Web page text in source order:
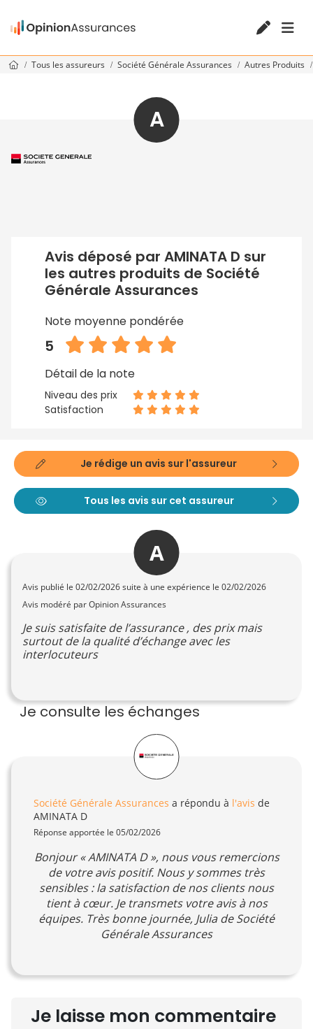
Tous les assureurs Société Générale Assurances Autres Produits
A
Avis déposé par AMINATA D sur
les autres produits de Société
Générale Assurances
Note moyenne pondérée
5
Détail de la note
Niveau des prix
Satisfaction
Je rédige un avis sur l'assureur
Tous les avis sur cet assureur
A
Avis publié le 02/02/2026suite à une expérience le 02/02/2026
Avis modéré par Opinion Assurances
Je suis satisfaite de l’assurance , des prix mais
surtout de la qualité d’échange avec les
interlocuteurs
Je consulte les échanges
Société Générale Assurances a répondu à l'avis de
AMINATA D
Réponse apportée le 05/02/2026
Bonjour « AMINATA D », nous vous remercions
de votre avis positif. Nous y sommes très
sensibles : la satisfaction de nos clients nous
tient à cœur. Je transmets votre avis à nos
équipes. Très bonne journée, Julia de Société
Générale Assurances
Je laisse mon commentaire